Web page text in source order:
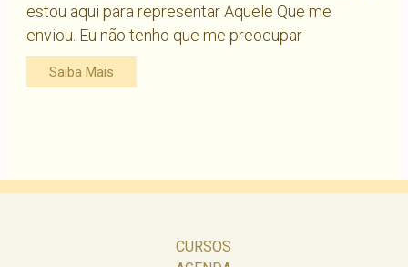
estou aqui para representar Aquele Que me
enviou. Eu não tenho que me preocupar
Saiba Mais
CURSOS